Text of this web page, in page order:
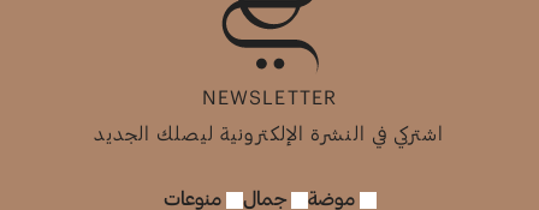
NEWSLETTER
اشتركي في النشرة الإلكترونية ليصلك الجديد
موضة جمال منوعات